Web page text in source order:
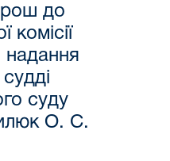
до
комісії
надання
суду
О. С.